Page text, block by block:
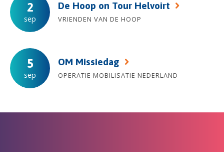
2
sep
De Hoop on Tour Helvoirt
VRIENDEN VAN DE HOOP
5
sep
OM Missiedag
OPERATIE MOBILISATIE NEDERLAND